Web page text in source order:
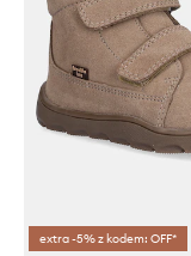
extra -5% z kodem: OFF*